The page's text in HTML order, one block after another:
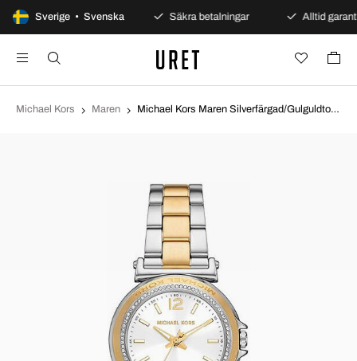
Sverige • Svenska
100 dagars öppet köp Säkra betalningar Alltid garanti
Michael Kors Maren Michael Kors Maren Silverfärgad/Gulguldtonat stål Ø33 mm MK7492